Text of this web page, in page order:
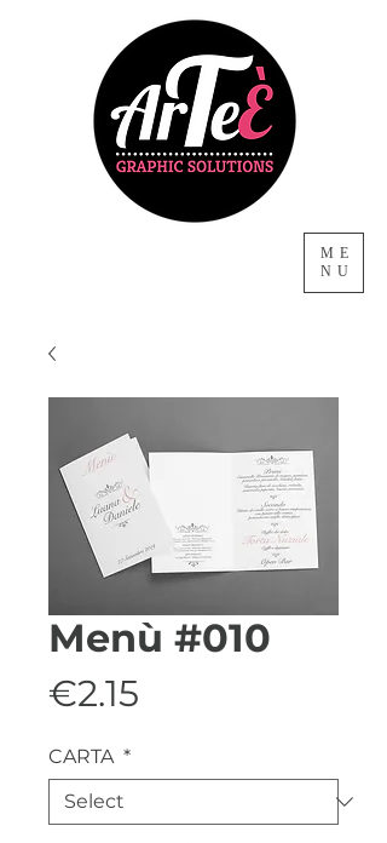
ME
NU
Menù #010
€2.15
CARTA *